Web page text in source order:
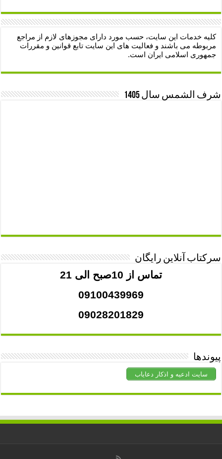
کلیه خدمات این سایت، حسب مورد دارای مجوزهای لازم از مراجع
مربوطه می باشند و فعالیت های این سایت تابع قوانین و مقررات
جمهوری اسلامی ایران است.
شرف الشمس سال 1405
سرکتاب آنلاین رایگان
تماس از 10صبح الی 21
09100439969
09028201829
پیوندها
سایت ادعیه و اذکار دعایاب